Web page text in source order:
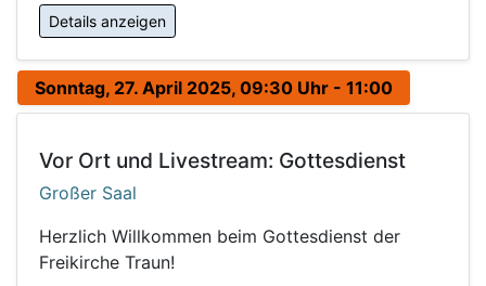
Details anzeigen
Sonntag, 27. April 2025, 09:30 Uhr - 11:00
Vor Ort und Livestream: Gottesdienst
Großer Saal
Herzlich Willkommen beim Gottesdienst der
Freikirche Traun!